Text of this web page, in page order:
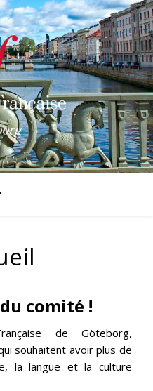
comité !
de Göteborg,
souhaitent avoir plus de
la langue et la culture